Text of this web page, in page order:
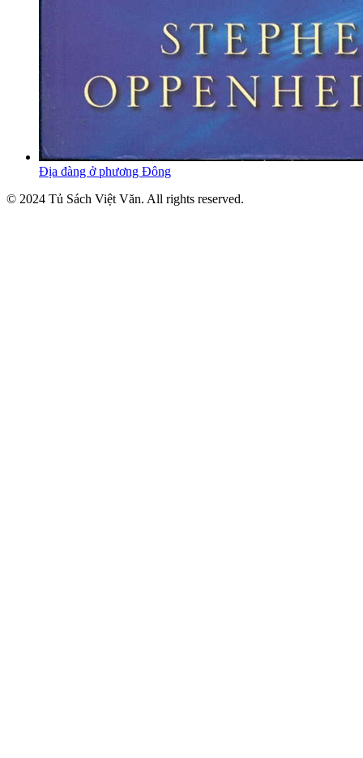
Địa đàng ở phương Đông
© 2024 Tủ Sách Việt Văn. All rights reserved.